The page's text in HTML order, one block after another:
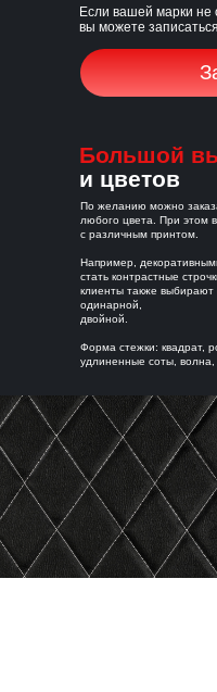
высокое
материалов
Если вашей марки не
вы можете
По желанию можно
любого цвета. При этом
с различным принтом.
Например,
стать контрастные
клиенты также выбирают
одинарной,
двойной.
Форма стежки: квадрат,
удлиненные соты, волна,
Большой
и цветов
ОГРНИП 314165023200016
Публичная оферта
Оплата товаров
через сервис Robokassa